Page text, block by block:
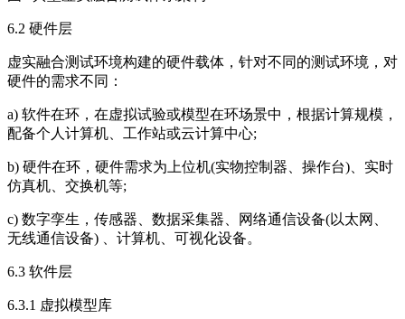
6.2 硬件层
虚实融合测试环境构建的硬件载体，针对不同的测试环境，对
硬件的需求不同：
a) 软件在环，在虚拟试验或模型在环场景中，根据计算规模，
配备个人计算机、工作站或云计算中心;
b) 硬件在环，硬件需求为上位机(实物控制器、操作台)、实时
仿真机、交换机等;
c) 数字孪生，传感器、数据采集器、网络通信设备(以太网、
无线通信设备) 、计算机、可视化设备。
6.3 软件层
6.3.1 虚拟模型库